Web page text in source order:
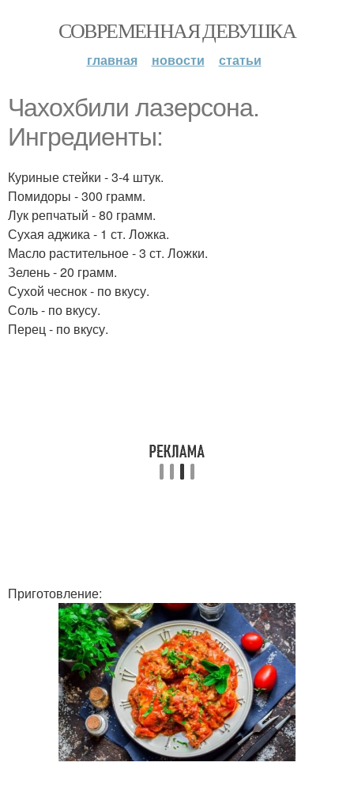
СОВРЕМЕННАЯ ДЕВУШКА
главная новости статьи
Чахохбили лазерсона.
Ингредиенты:
Куриные стейки - 3-4 штук.
Помидоры - 300 грамм.
Лук репчатый - 80 грамм.
Сухая аджика - 1 ст. Ложка.
Масло растительное - 3 ст. Ложки.
Зелень - 20 грамм.
Сухой чеснок - по вкусу.
Соль - по вкусу.
Перец - по вкусу.
Приготовление: